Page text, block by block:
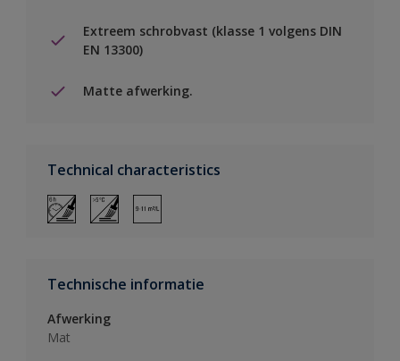
Extreem schrobvast (klasse 1 volgens DIN
EN 13300)
Matte afwerking.
Technical characteristics
Technische informatie
Afwerking
Mat